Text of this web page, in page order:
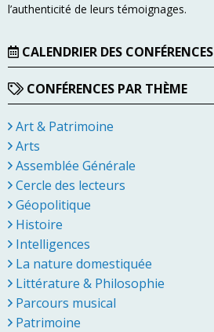
l’authenticité de leurs témoignages.
CALENDRIER DES CONFÉRENCES
CONFÉRENCES PAR THÈME
Art & Patrimoine
Arts
Assemblée Générale
Cercle des lecteurs
Géopolitique
Histoire
Intelligences
La nature domestiquée
Littérature & Philosophie
Parcours musical
Patrimoine